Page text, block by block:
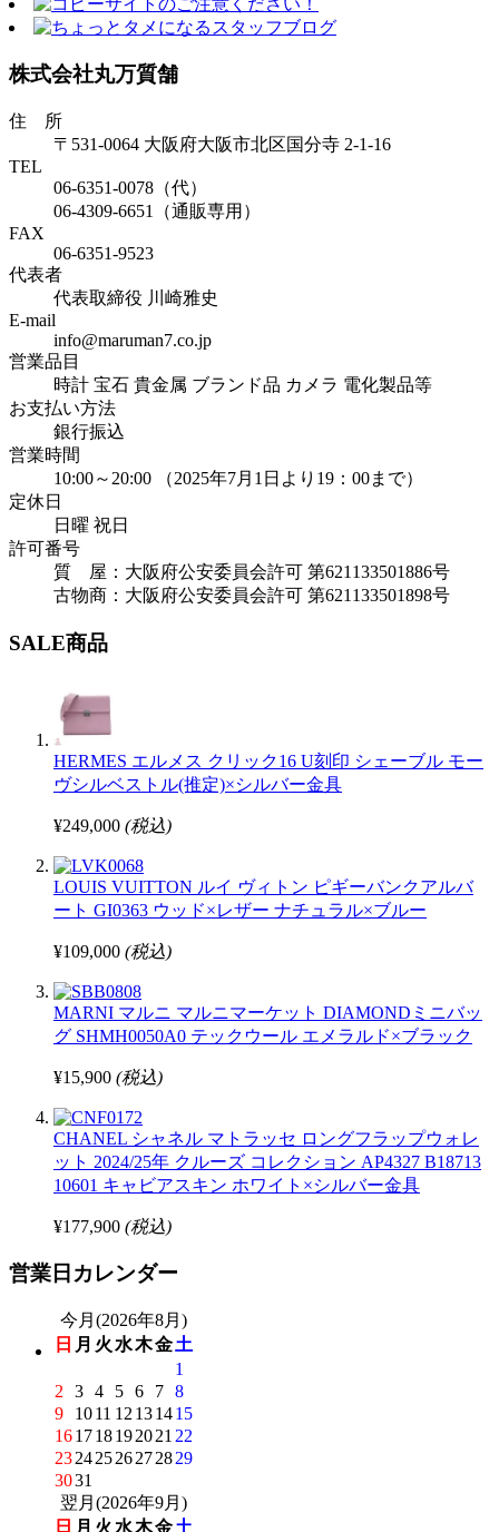
株式会社丸万質舗
住 所
〒531-0064 大阪府大阪市北区国分寺 2-1-16
TEL
06-6351-0078（代）
06-4309-6651（通販専用）
FAX
06-6351-9523
代表者
代表取締役 川崎雅史
E-mail
info@maruman7.co.jp
営業品目
時計 宝石 貴金属 ブランド品 カメラ 電化製品等
お支払い方法
銀行振込
営業時間
10:00～20:00 （2025年7月1日より19：00まで）
定休日
日曜 祝日
許可番号
質 屋：大阪府公安委員会許可 第621133501886号
古物商：大阪府公安委員会許可 第621133501898号
SALE商品
HERMES エルメス クリック16 U刻印 シェーブル モー
ヴシルベストル(推定)×シルバー金具
¥249,000 (税込)
LOUIS VUITTON ルイ ヴィトン ピギーバンクアルバ
ート GI0363 ウッド×レザー ナチュラル×ブルー
¥109,000 (税込)
MARNI マルニ マルニマーケット DIAMONDミニバッ
グ SHMH0050A0 テックウール エメラルド×ブラック
¥15,900 (税込)
CHANEL シャネル マトラッセ ロングフラップウォレ
ット 2024/25年 クルーズ コレクション AP4327 B18713
10601 キャビアスキン ホワイト×シルバー金具
¥177,900 (税込)
営業日カレンダー
今月(2026年8月)
日 月 火 水木金土
1
2
3 4 5 6 7 8
9
1011 12 131415
161718192021 22
23242526272829
3031
翌月(2026年9月)
日 月 火 水木金土